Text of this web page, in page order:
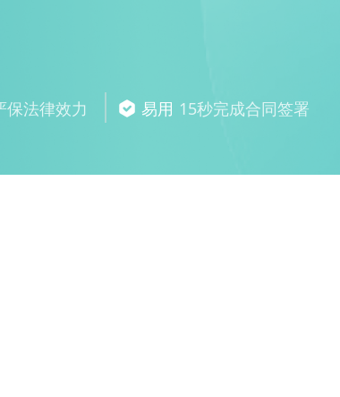
保法律效力 易用 15秒完成合同签署